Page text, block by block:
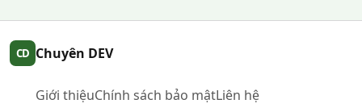
CD Chuyên DEV
Giới thiệuChính sách bảo mậtLiên hệ